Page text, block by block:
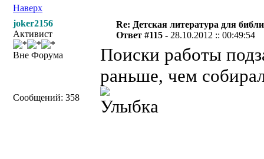
Наверх
joker2156
Активист
Вне Форума
Сообщений: 358
Re: Детская литература для
Ответ #115 - 28.10.2012 :: 00:49:54
Поиски работы
раньше, чем